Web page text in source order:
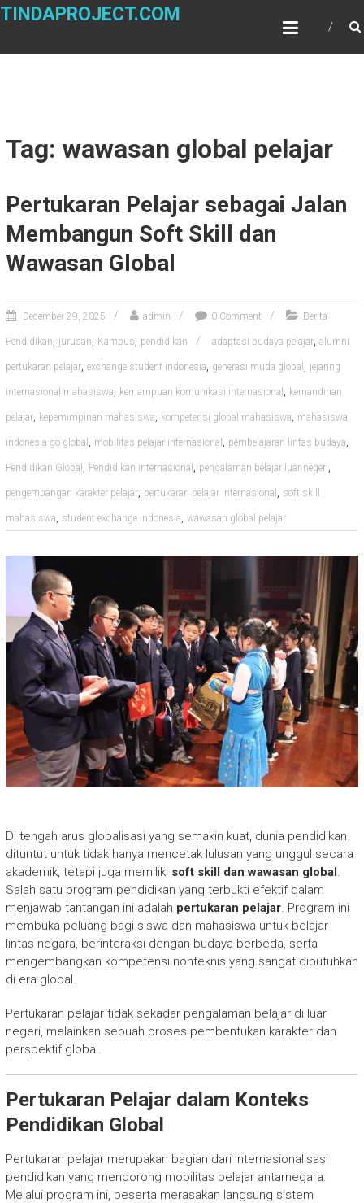
Skip
TINDAPROJECT.COM
Tag: wawasan global pelajar
Pertukaran Pelajar sebagai Jalan
Membangun Soft Skill dan
Wawasan Global
December 29, 2025 admin 0 Comment Berita
Pendidikan, jurusan, Kampus, pendidikan adaptasi budaya pelajar, alumni
pertukaran pelajar, exchange student indonesia, generasi muda global , jejaring
internasional mahasiswa, kemampuan komunikasi internasional , kemandirian
pelajar, kepemimpinan mahasiswa, kompetensi global mahasiswa, mahasiswa
indonesia go global , mobilitas pelajar internasional , pembelajaran lintas budaya,
Pendidikan Global , Pendidikan internasional , pengalaman belajar luar negeri,
pengembangan karakter pelajar, pertukaran pelajar internasional , soft skill
mahasiswa, student exchange indonesia, wawasan global pelajar
Di tengah arus globalisasi yang semakin kuat, dunia pendidikan
dituntut untuk tidak hanya mencetak lulusan yang unggul secara
akademik, tetapi juga memiliki soft skill dan wawasan global.
Salah satu program pendidikan yang terbukti efektif dalam
menjawab tantangan ini adalah pertukaran pelajar. Program ini
membuka peluang bagi siswa dan mahasiswa untuk belajar
lintas negara, berinteraksi dengan budaya berbeda, serta
mengembangkan kompetensi nonteknis yang sangat dibutuhkan
di era global.
Pertukaran pelajar tidak sekadar pengalaman belajar di luar
negeri, melainkan sebuah proses pembentukan karakter dan
perspektif global.
Pertukaran Pelajar dalam Konteks
Pendidikan Global
Pertukaran pelajar merupakan bagian dari internasionalisasi
pendidikan yang mendorong mobilitas pelajar antarnegara.
Melalui program ini, peserta merasakan langsung sistem